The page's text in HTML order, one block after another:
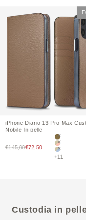
iPhone Diario 13 Pro Max
Nobile In pelle
€145,00Prezzo di vendita
€72,50
Etoupe
Greige ×
Greige ×
+11
Custodia in